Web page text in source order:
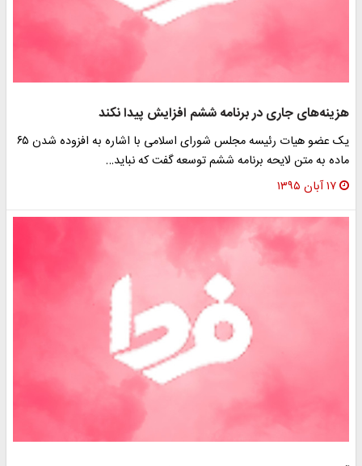
هزینه‌های جاری در برنامه ششم افزایش پیدا نکند
یک عضو هیات رئیسه مجلس شورای اسلامی با اشاره به افزوده شدن ۶۵
ماده به متن لایحه برنامه ششم توسعه گفت که نباید…
۱۷ آبان ۱۳۹۵